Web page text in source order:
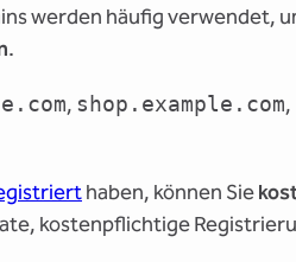
werden häufig verwendet,
.
, shop.example.com,
haben, können Sie
kostenpflichtige